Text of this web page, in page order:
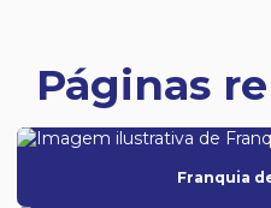
Páginas
Franquia